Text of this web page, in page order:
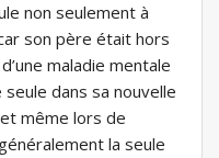
non seulement à
son père était hors
maladie mentale
dans sa nouvelle
même lors de
la seule